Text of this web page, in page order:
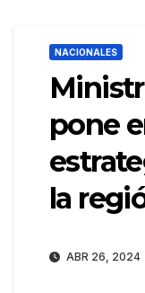
NACIONALES
pone
la
ABR 26, 2024